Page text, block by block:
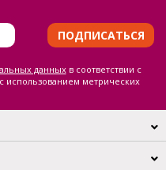
ПОДПИСАТЬСЯ
данныхв соответствии с
использованием метрических